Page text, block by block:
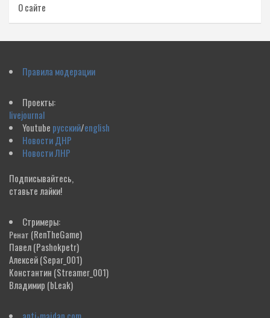
О сайте
Правила модерации
Проекты:
livejournal
Youtube русский/english
Новости ДНР
Новости ЛНР
Подписывайтесь,
ставьте лайки!
Стримеры:
Ренат (RenTheGame)
Павел(Pashokpetr)
Алексей(Separ_001)
Константин (Streamer_001)
Владимир (bLeak)